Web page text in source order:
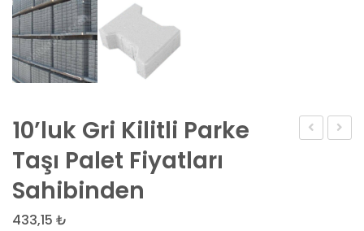
10’luk Gri Kilitli Parke
Taşı Palet Fiyatları
Sahibinden
433,15 ₺